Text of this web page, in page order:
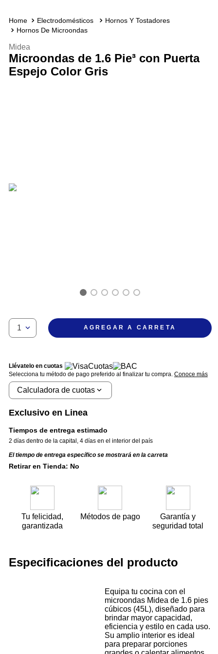
Electrodomésticos
Hornos Y Tostadores
Hornos De Microondas
Midea
Microondas de 1.6 Pie³ con Puerta
Espejo Color Gris
1 AGREGAR A CARRETA
Llévatelo en cuotas
Selecciona tu método de pago preferido al finalizar tu compra. Conoce más
Calculadora de cuotas
Exclusivo en Linea
Tiempos de entrega estimado
2 días dentro de la capital 4 días en el interior del país
El tiempo de entrega específico se mostrará en la carreta
Retirar en Tienda: No
Tu felicidad,
garantizada
Métodos de pago
Garantía y
seguridad total
Especificaciones del producto
Equipa tu cocina con el
microondas Midea de 1.6 pies
cúbicos (45L), diseñado para
brindar mayor capacidad,
eficiencia y estilo en cada uso.
Su amplio interior es ideal
para preparar porciones